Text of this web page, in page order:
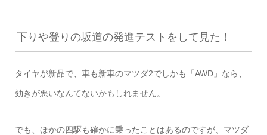
下りや登りの坂道の発進テストをして見た！
タイヤが新品で、車も新車のマツダ2でしかも「AWD」なら、
効きが悪いなんてないかもしれません。
でも、ほかの四駆も確かに乗ったことはあるのですが、マツダ